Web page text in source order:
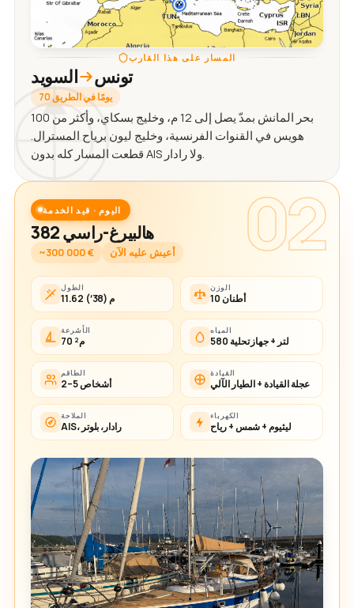
المسار على هذا القارب
السويد تونس
70 يومًا في الطريق
بحر المانش بمدّ يصل إلى 12 م، وخليج بسكاي، وأكثر من 100
هويس في القنوات الفرنسية، وخليج ليون برياح المسترال.
02 اليوم · قيد الخدمة
هالبيرغ-راسي 382
~300 000 € أعيش عليه الآن
الطول
11.62 م (38′)
الوزن
10 أطنان
الأشرعة
70 م²
المياه
580 لتر + جهاز تحلية
الطاقم
2–5 أشخاص
القيادة
عجلة القيادة + الطيار الآلي
الملاحة
AIS، رادار، بلوتر
الكهرباء
ليثيوم + شمس + رياح